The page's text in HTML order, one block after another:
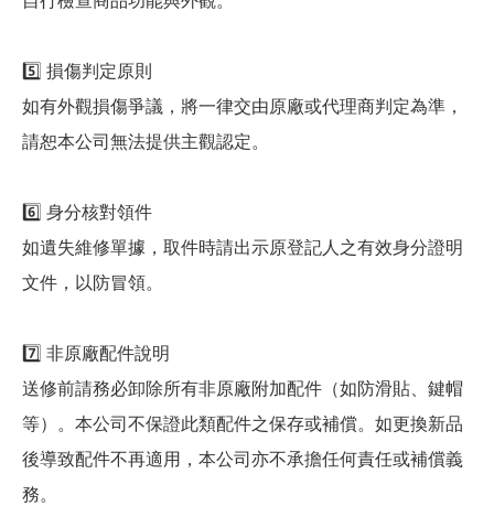
5️⃣ 損傷判定原則
如有外觀損傷爭議，將一律交由原廠或代理商判定為準，
請恕本公司無法提供主觀認定。
6️⃣ 身分核對領件
如遺失維修單據，取件時請出示原登記人之有效身分證明
文件，以防冒領。
7️⃣ 非原廠配件說明
送修前請務必卸除所有非原廠附加配件（如防滑貼、鍵帽
等）。本公司不保證此類配件之保存或補償。如更換新品
後導致配件不再適用，本公司亦不承擔任何責任或補償義
務。